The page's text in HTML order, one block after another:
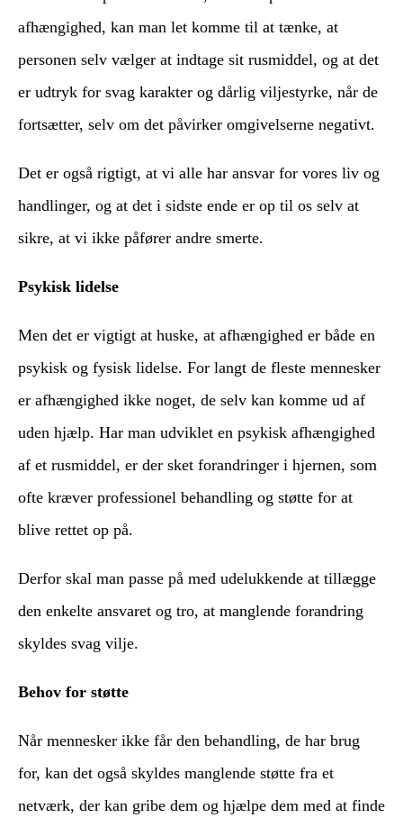
afhængighed, kan man let komme til at tænke, at
personen selv vælger at indtage sit rusmiddel, og at det
er udtryk for svag karakter og dårlig viljestyrke, når de
fortsætter, selv om det påvirker omgivelserne negativt.
Det er også rigtigt, at vi alle har ansvar for vores liv og
handlinger, og at det i sidste ende er op til os selv at
sikre, at vi ikke påfører andre smerte.
Psykisk lidelse
Men det er vigtigt at huske, at afhængighed er både en
psykisk og fysisk lidelse. For langt de fleste mennesker
er afhængighed ikke noget, de selv kan komme ud af
uden hjælp. Har man udviklet en psykisk afhængighed
af et rusmiddel, er der sket forandringer i hjernen, som
ofte kræver professionel behandling og støtte for at
blive rettet op på.
Derfor skal man passe på med udelukkende at tillægge
den enkelte ansvaret og tro, at manglende forandring
skyldes svag vilje.
Behov for støtte
Når mennesker ikke får den behandling, de har brug
for, kan det også skyldes manglende støtte fra et
netværk, der kan gribe dem og hjælpe dem med at finde